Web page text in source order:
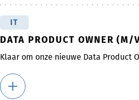
IT
DATA PRODUCT OWNER (M/
Klaar om onze nieuwe Data Product